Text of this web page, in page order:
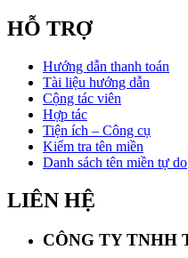
HỖ TRỢ
Hướng dẫn thanh toán
Tài liệu hướng dẫn
Cộng tác viên
Hợp tác
Tiện ích – Công cụ
Kiểm tra tên miền
Danh sách tên miền tự do
LIÊN HỆ
CÔNG TY TNHH